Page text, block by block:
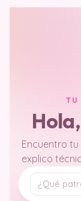
TU
Encuentro
explico
Tu